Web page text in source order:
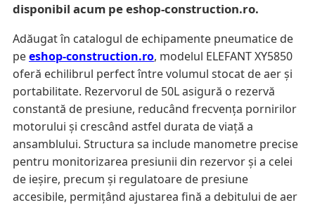
disponibil acum pe eshop-construction.ro.
Adăugat în catalogul de echipamente pneumatice de
peeshop-construction.ro, modelul ELEFANT XY5850
oferă echilibrul perfect între volumul stocat de aer și
portabilitate. Rezervorul de 50L asigură o rezervă
constantă de presiune, reducând frecvența pornirilor
motorului și crescând astfel durata de viață a
ansamblului. Structura sa include manometre precise
pentru monitorizarea presiunii din rezervor și a celei
de ieșire, precum și regulatoare de presiune
accesibile, permițând ajustarea fină a debitului de aer